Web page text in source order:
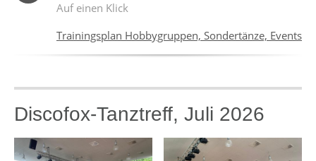
Auf einen Klick
Trainingsplan Hobbygruppen, Sondertänze, Events
Discofox-Tanztreff, Juli 2026